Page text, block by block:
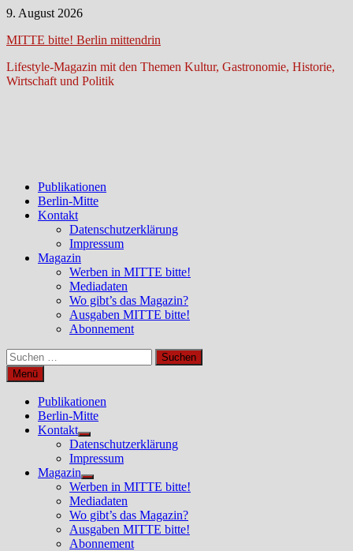
Zum
springen
9. August 2026
MITTE bitte! Berlin mittendrin
Lifestyle-Magazin mit den Themen Kultur, Gastronomie, Historie,
Wirtschaft und Politik
Publikationen
Berlin-Mitte
Kontakt
Datenschutzerklärung
Impressum
Magazin
Werben in MITTE bitte!
Mediadaten
Wo gibt’s das Magazin?
Ausgaben MITTE bitte!
Abonnement
Suchen
nach:
Menü
Publikationen
Berlin-Mitte
Kontakt
Untermenü
anzeigen
Datenschutzerklärung
Impressum
Magazin
Untermenü
anzeigen
Werben in MITTE bitte!
Mediadaten
Wo gibt’s das Magazin?
Ausgaben MITTE bitte!
Abonnement